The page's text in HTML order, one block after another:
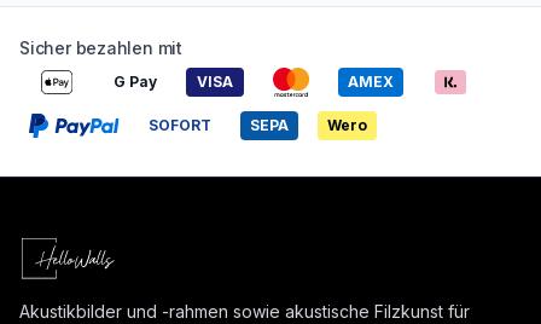
Sicher bezahlen mit
G Pay VISA AMEX
SOFORT SEPA Wero
Akustikbilder und -rahmen sowie akustische Filzkunst für